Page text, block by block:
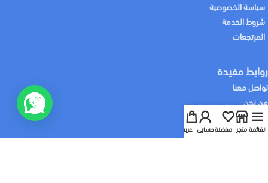
سياسة الخصوصية
شروط الخدمة
المرتجعات
روابط مفيدة
تواصل معنا
من نحن
سابقة الاعمال
خدماتنا
القائمةمتجر مفضلةحسابي عربة